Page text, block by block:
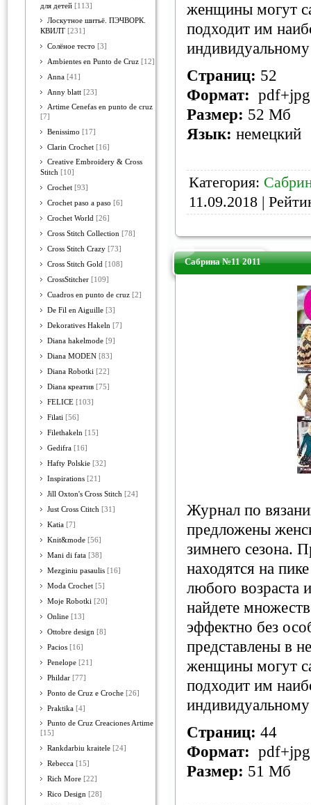
для детей [113]
Лоскутное шитьё. ПЭЧВОРК.
КВИЛТ [231]
Солёное тесто [3]
Ambientes en Punto de Cruz [12]
Anna [41]
Anny blatt [23]
Artime Cenefas en punto de cruz
[7]
Benissimo [17]
Clarin Crochet [16]
Creative Embroidery & Cross
Stitch [10]
Crochet [93]
Crochet paso a paso [6]
Crochet World [26]
Cross Stitch Collection [78]
Cross Stitch Crazy [73]
Cross Stitch Gold [108]
CrossStitcher [109]
Cuadros en punto de cruz [2]
De Fil en Aiguille [3]
Dekoratives Hakeln [7]
Diana hakelmode [9]
Diana MODEN [83]
Diana Robotki [22]
Diana креатив [75]
FELICE [103]
Filati [56]
Filethakeln [15]
Gedifra [16]
Hafty Polskie [32]
Inspirations [21]
Jill Oxton's Cross Stitch [24]
Just Cross Ctitch [31]
Katia [7]
Knit&mode [56]
Mani di fata [38]
Mezginiu pasaulis [16]
Moda Crochet [5]
Moje Robotki [20]
Online [13]
Ottobre design [8]
Pacios [16]
Penelope [21]
Phildar [77]
Ponto de Cruz e Croche [26]
Praktika [4]
Punto de Cruz Creaciones Artime
[15]
Rankdarbiu kraitele [24]
Rebecca [15]
Rich More [22]
Rico Design [28]
женщины могут
подходит им
Страниц: 52
Формат: pdf+jpg
Размер: 52 Мб
Язык: немецкий
Категория:
11.09.2018 |
Сабрина №11 2011
Журнал по
предложены
зимнего сезона.
находятся на
любого возраста
найдете
эффектно без
представлены в
женщины могут
подходит им
Страниц: 44
Формат: pdf+jpg
Размер: 51 Мб